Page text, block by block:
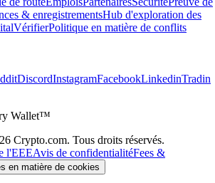
& enregistrementsHub d'exploration des
VérifierPolitique en matière de conflits
DiscordInstagramFacebookLinkedinTradin
Wallet™
Crypto.com. Tous droits réservés.
l'EEEAvis de confidentialitéFees &
en matière de cookies